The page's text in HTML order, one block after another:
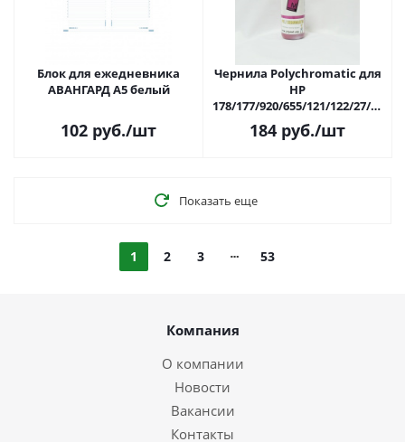
Блок для ежедневника
АВАНГАРД А5 белый
102 руб./шт
Чернила Polychromatic для
HP
178/177/920/655/121/122/27/28
100мл Magenta водные
184 руб./шт
Показать еще
1 2 3 53
Компания
О компании
Новости
Вакансии
Контакты